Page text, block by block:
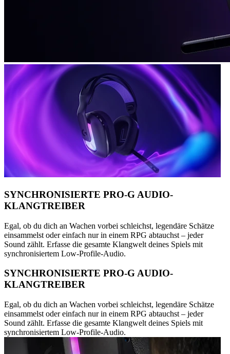
SYNCHRONISIERTE PRO-G AUDIO-
KLANGTREIBER
Egal, ob du dich an Wachen vorbei schleichst, legendäre Schätze
einsammelst oder einfach nur in einem RPG abtauchst – jeder
Sound zählt. Erfasse die gesamte Klangwelt deines Spiels mit
synchronisiertem Low-Profile-Audio.
SYNCHRONISIERTE PRO-G AUDIO-
KLANGTREIBER
Egal, ob du dich an Wachen vorbei schleichst, legendäre Schätze
einsammelst oder einfach nur in einem RPG abtauchst – jeder
Sound zählt. Erfasse die gesamte Klangwelt deines Spiels mit
synchronisiertem Low-Profile-Audio.